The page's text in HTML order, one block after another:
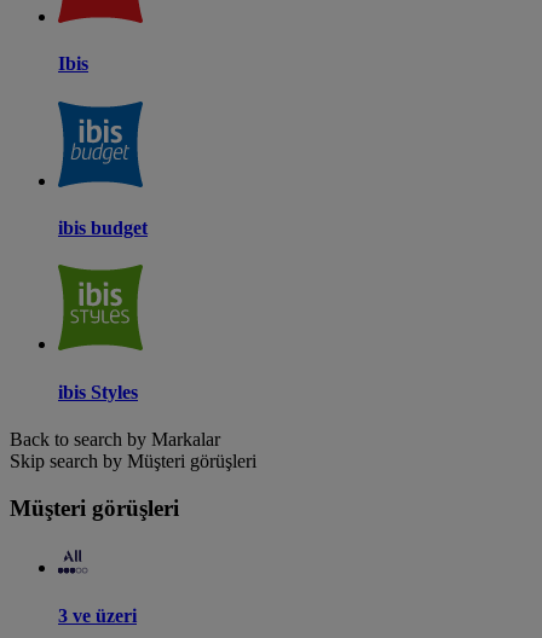
Ibis
ibis budget
ibis Styles
Back to search by Markalar
Skip search by Müşteri görüşleri
Müşteri görüşleri
3 ve üzeri